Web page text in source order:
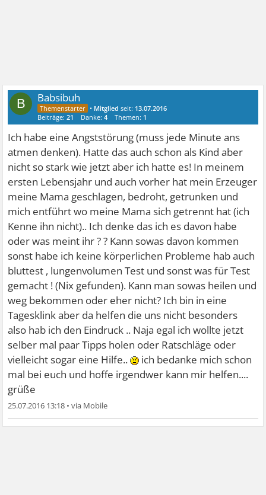
B Babsibuh
• Mitglied seit: 13.07.2016
Beiträge:21 Danke:4 Themen: 1
Ich habe eine Angststörung (muss jede Minute ans
atmen denken). Hatte das auch schon als Kind aber
nicht so stark wie jetzt aber ich hatte es! In meinem
ersten Lebensjahr und auch vorher hat mein Erzeuger
meine Mama geschlagen, bedroht, getrunken und
mich entführt wo meine Mama sich getrennt hat (ich
Kenne ihn nicht).. Ich denke das ich es davon habe
oder was meint ihr ? ? Kann sowas davon kommen
sonst habe ich keine körperlichen Probleme hab auch
bluttest , lungenvolumen Test und sonst was für Test
gemacht ! (Nix gefunden). Kann man sowas heilen und
weg bekommen oder eher nicht? Ich bin in eine
Tagesklink aber da helfen die uns nicht besonders
also hab ich den Eindruck .. Naja egal ich wollte jetzt
selber mal paar Tipps holen oder Ratschläge oder
vielleicht sogar eine Hilfe..
ich bedanke mich schon
mal bei euch und hoffe irgendwer kann mir helfen....
grüße
25.07.2016 13:18 •